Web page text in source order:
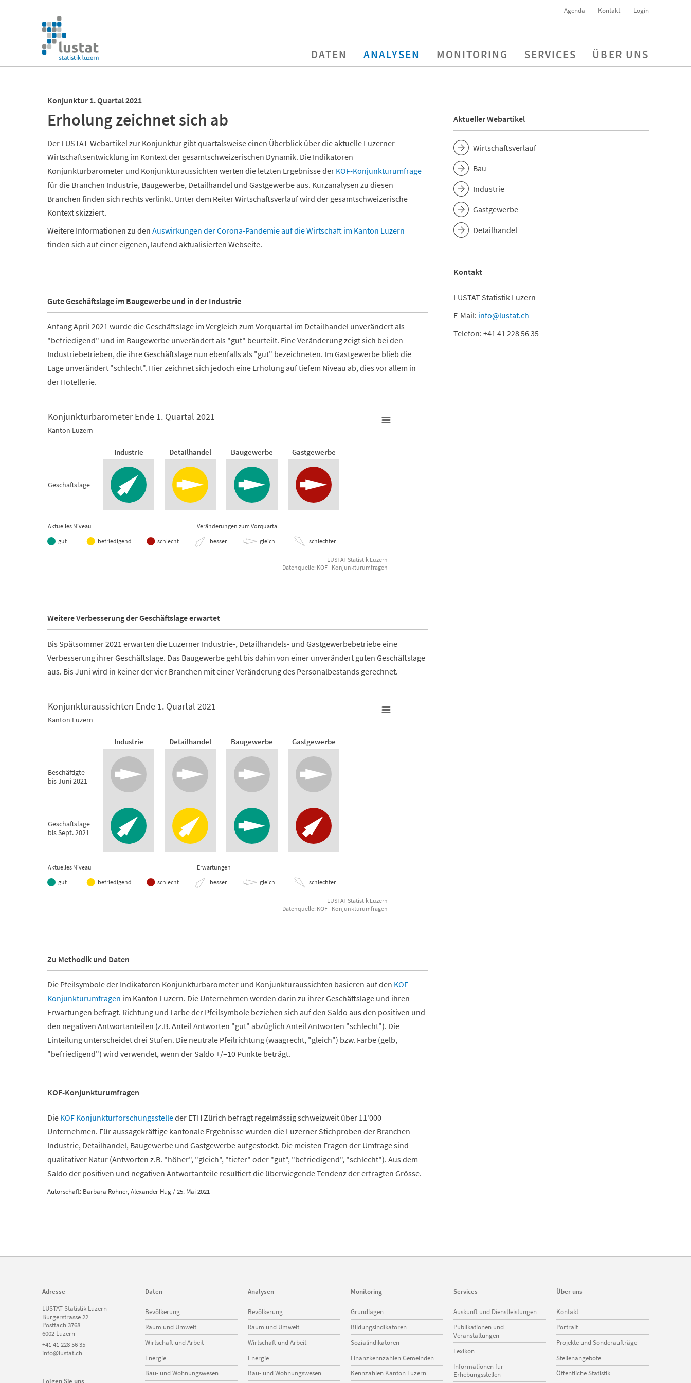
überspringen
Agenda Kontakt Login
Navigation
überspringen
DATEN ANALYSEN MONITORING SERVICES ÜBER UNS
Konjunktur 1. Quartal 2021
Erholung zeichnet sich ab
Der LUSTAT-Webartikel zur Konjunktur gibt quartalsweise einen Überblick über die aktuelle Luzerner
Wirtschaftsentwicklung im Kontext der gesamtschweizerischen Dynamik. Die Indikatoren
Konjunkturbarometer und Konjunkturaussichten werten die letzten Ergebnisse der KOF-Konjunkturumfrage
für die Branchen Industrie, Baugewerbe, Detailhandel und Gastgewerbe aus. Kurzanalysen zu diesen
Branchen finden sich rechts verlinkt. Unter dem Reiter Wirtschaftsverlauf wird der gesamtschweizerische
Kontext skizziert.
Weitere Informationen zu den Auswirkungen der Corona-Pandemie auf die Wirtschaft im Kanton Luzern
finden sich auf einer eigenen, laufend aktualisierten Webseite.
Gute Geschäftslage im Baugewerbe und in der Industrie
Anfang April 2021 wurde die Geschäftslage im Vergleich zum Vorquartal im Detailhandel unverändert als
"befriedigend" und im Baugewerbe unverändert als "gut" beurteilt. Eine Veränderung zeigt sich bei den
Industriebetrieben, die ihre Geschäftslage nun ebenfalls als "gut" bezeichneten. Im Gastgewerbe blieb die
Lage unverändert "schlecht". Hier zeichnet sich jedoch eine Erholung auf tiefem Niveau ab, dies vor allem in
der Hotellerie.
Konjunkturbarometer Ende 1. Quartal 2021
View as data table, Konjunkturbarometer Ende 1. Quartal 2021
Geschäftslage
Industrie Detailhandel Baugewerbe Gastgewerbe
Aktuelles Niveau
Veränderungen zum Vorquartal
gut
befriedigend schlecht besser gleich schlechter
Konjunkturbarometer Ende 1. Quartal 2021
Kanton Luzern
LUSTAT Statistik Luzern
Datenquelle: KOF - Konjunkturumfragen
Weitere Verbesserung der Geschäftslage erwartet
Bis Spätsommer 2021 erwarten die Luzerner Industrie-, Detailhandels- und Gastgewerbebetriebe eine
Verbesserung ihrer Geschäftslage. Das Baugewerbe geht bis dahin von einer unverändert guten Geschäftslage
aus. Bis Juni wird in keiner der vier Branchen mit einer Veränderung des Personalbestands gerechnet.
Konjunkturaussichten Ende 1. Quartal 2021
View as data table, Konjunkturaussichten Ende 1. Quartal 2021
Beschäftigte
bis Juni 2021
Geschäftslage
bis Sept. 2021
Industrie Detailhandel Baugewerbe Gastgewerbe
Aktuelles Niveau
Erwartungen
gut
befriedigend schlecht besser gleich schlechter
Konjunkturaussichten Ende 1. Quartal 2021
Kanton Luzern
LUSTAT Statistik Luzern
Datenquelle: KOF - Konjunkturumfragen
Zu Methodik und Daten
Die Pfeilsymbole der Indikatoren Konjunkturbarometer und Konjunkturaussichten basieren auf den KOF-
Konjunkturumfragen im Kanton Luzern. Die Unternehmen werden darin zu ihrer Geschäftslage und ihren
Erwartungen befragt. Richtung und Farbe der Pfeilsymbole beziehen sich auf den Saldo aus den positiven und
den negativen Antwortanteilen (z.B. Anteil Antworten "gut" abzüglich Anteil Antworten "schlecht"). Die
Einteilung unterscheidet drei Stufen. Die neutrale Pfeilrichtung (waagrecht, "gleich") bzw. Farbe (gelb,
"befriedigend") wird verwendet, wenn der Saldo +/–10 Punkte beträgt.
KOF-Konjunkturumfragen
Die KOF Konjunkturforschungsstelleder ETH Zürich befragt regelmässig schweizweit über 11'000
Unternehmen. Für aussagekräftige kantonale Ergebnisse wurden die Luzerner Stichproben der Branchen
Industrie, Detailhandel, Baugewerbe und Gastgewerbe aufgestockt. Die meisten Fragen der Umfrage sind
qualitativer Natur (Antworten z.B. "höher", "gleich", "tiefer" oder "gut", "befriedigend", "schlecht"). Aus dem
Saldo der positiven und negativen Antwortanteile resultiert die überwiegende Tendenz der erfragten Grösse.
Autorschaft: Barbara Rohner, Alexander Hug / 25. Mai 2021
Aktueller Webartikel
Wirtschaftsverlauf
Bau
Industrie
Gastgewerbe
Detailhandel
Kontakt
LUSTAT Statistik Luzern
E-Mail: info@lustat.ch
Telefon: +41 41 228 56 35
Adresse
LUSTAT Statistik Luzern
Burgerstrasse 22
Postfach 3768
6002 Luzern
+41 41 228 56 35
info@lustat.ch
Folgen Sie uns
Daten
Navigation
überspringen
Bevölkerung
Raum und Umwelt
Wirtschaft und Arbeit
Energie
Bau- und Wohnungswesen
Analysen
Navigation
überspringen
Bevölkerung
Raum und Umwelt
Wirtschaft und Arbeit
Energie
Bau- und Wohnungswesen
Monitoring
Navigation
überspringen
Grundlagen
Bildungsindikatoren
Sozialindikatoren
Finanzkennzahlen Gemeinden
Kennzahlen Kanton Luzern
Services
Navigation
überspringen
Auskunft und Dienstleistungen
Publikationen und
Veranstaltungen
Lexikon
Informationen für
Erhebungsstellen
Über uns
Navigation
überspringen
Kontakt
Portrait
Projekte und Sonderaufträge
Stellenangebote
Öffentliche Statistik